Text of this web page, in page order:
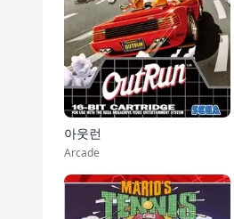
아웃런
Arcade